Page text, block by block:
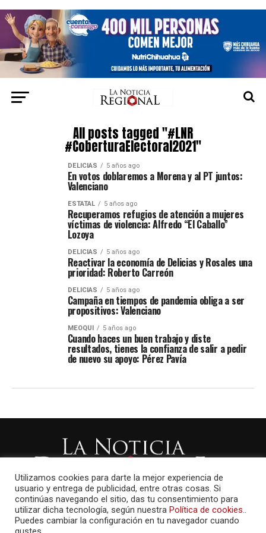
All posts tagged "#LNR
#CoberturaElectoral2021"
DELICIAS 5 años ago
En votos doblaremos a Morena y al PT juntos:
Valenciano
ESTATAL 5 años ago
Recuperamos refugios de atención a mujeres
víctimas de violencia: Alfredo “El Caballo”
Lozoya
DELICIAS 5 años ago
Reactivar la economía de Delicias y Rosales una
prioridad: Roberto Carreón
DELICIAS 5 años ago
Campaña en tiempos de pandemia obliga a ser
propositivos: Valenciano
MEOQUI 5 años ago
Cuando haces un buen trabajo y diste
resultados, tienes la confianza de salir a pedir
de nuevo su apoyo: Pérez Pavía
Utilizamos cookies para darte la mejor experiencia de
usuario y entrega de publicidad, entre otras cosas. Si
continúas navegando el sitio, das tu consentimiento para
utilizar dicha tecnología, según nuestra Política de cookies..
Puedes cambiar la configuración en tu navegador cuando